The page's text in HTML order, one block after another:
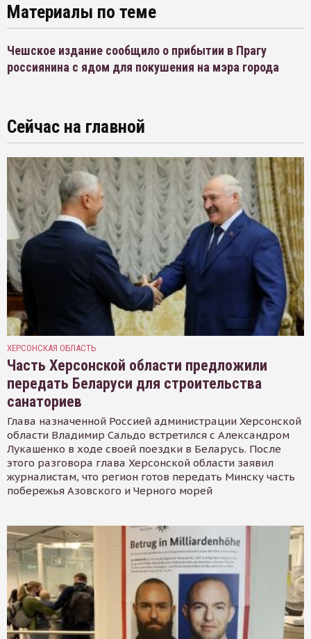
Материалы по теме
Чешское издание сообщило о прибытии в Прагу
россиянина с ядом для покушения на мэра города
Сейчас на главной
ХЕРСОНСКАЯ ОБЛАСТЬ
Часть Херсонской области предложили
передать Беларуси для строительства
санаториев
Глава назначенной Россией администрации Херсонской
области Владимир Сальдо встретился с Александром
Лукашенко в ходе своей поездки в Беларусь. После
этого разговора глава Херсонской области заявил
журналистам, что регион готов передать Минску часть
побережья Азовского и Черного морей